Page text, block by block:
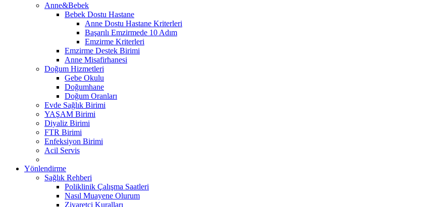
Anne&Bebek
Bebek Dostu Hastane
Anne Dostu Hastane Kriterleri
Başarılı Emzirmede 10 Adım
Emzirme Kriterleri
Emzirme Destek Birimi
Anne Misafirhanesi
Doğum Hizmetleri
Gebe Okulu
Doğumhane
Doğum Oranları
Evde Sağlık Birimi
YAŞAM Birimi
Diyaliz Birimi
FTR Birimi
Enfeksiyon Birimi
Acil Servis
Yönlendirme
Sağlık Rehberi
Poliklinik Çalışma Saatleri
Nasıl Muayene Olurum
Ziyaretçi Kuralları